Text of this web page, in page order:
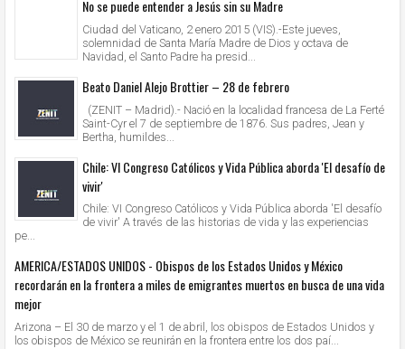
No se puede entender a Jesús sin su Madre
Ciudad del Vaticano, 2 enero 2015 (VIS).-Este jueves,
solemnidad de Santa María Madre de Dios y octava de
Navidad, el Santo Padre ha presid...
Beato Daniel Alejo Brottier – 28 de febrero
(ZENIT – Madrid).- Nació en la localidad francesa de La Ferté
Saint-Cyr el 7 de septiembre de 1876. Sus padres, Jean y
Bertha, humildes...
Chile: VI Congreso Católicos y Vida Pública aborda 'El desafío de
vivir'
Chile: VI Congreso Católicos y Vida Pública aborda 'El desafío
de vivir' A través de las historias de vida y las experiencias
pe...
AMERICA/ESTADOS UNIDOS - Obispos de los Estados Unidos y México
recordarán en la frontera a miles de emigrantes muertos en busca de una vida
mejor
Arizona – El 30 de marzo y el 1 de abril, los obispos de Estados Unidos y
los obispos de México se reunirán en la frontera entre los dos paí...